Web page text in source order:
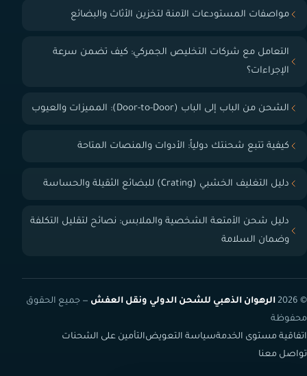
مواصفات المستودعات الآمنة لتخزين الأثاث والبضائع
التعامل مع شركات التخليص الجمركي: كيف تضمن سرعة
الإجراءات؟
الشحن من الباب إلى الباب (Door-to-Door): المميزات والعيوب
كيفية تتبع شحنتك دولياً: الأدوات والمنصات المتاحة
دليل التغليف الخشبي (Crating) للبضائع الثقيلة والحساسة
دليل شحن الأمتعة الشخصية والملابس: نصائح لتقليل التكلفة
وضمان السلامة
© 2026 الرهوان الذهبي للشحن الدولي ونقل العفش — جميع الحقوق
محفوظة
اتفاقية مستوى الخدمةسياسة التعويضالتأمين على الشحنات
تواصل معنا